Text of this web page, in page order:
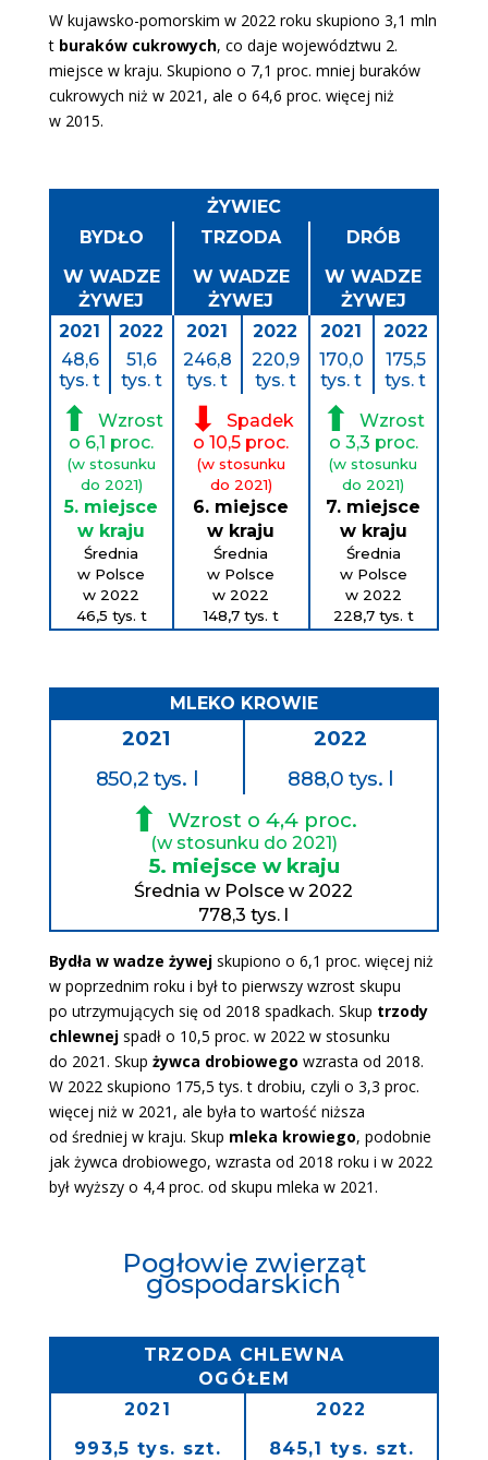
W kujawsko-pomorskim w 2022 roku skupiono 3,1 mln
tburaków cukrowych, co daje województwu 2.
miejsce w kraju. Skupiono o 7,1 proc. mniej buraków
cukrowych niż w 2021, ale o 64,6 proc. więcej niż
w 2015.
ŻYWIEC
BYDŁO
W WADZE
ŻYWEJ
TRZODA
W WADZE
ŻYWEJ
DRÓB
W WADZE
ŻYWEJ
2021
2022 2021 2022 2021
2022
48,6
tys. t
51,6
tys. t
246,8
tys. t
220,9
tys. t
170,0
tys. t
175,5
tys. t
⬆
Wzrost
o 6,1 proc.
(w stosunku
do 2021)
5. miejsce
w kraju
Średnia
w Polsce
w 2022
46,5 tys. t
⬇
Spadek
o 10,5 proc.
(w stosunku
do 2021)
6. miejsce
w kraju
Średnia
w Polsce
w 2022
148,7 tys. t
⬆Wzrost
o 3,3 proc.
(w stosunku
do 2021)
7. miejsce
w kraju
Średnia
w Polsce
w 2022
228,7 tys. t
MLEKO KROWIE
2021
850,2 tys. l
2022
888,0 tys. l
⬆Wzrost o 4,4 proc.
(w stosunku do 2021)
5. miejsce w kraju
Średnia w Polsce w 2022
778,3 tys. l
Bydła w wadze żywej skupiono o 6,1 proc. więcej niż
w poprzednim roku i był to pierwszy wzrost skupu
po utrzymujących się od 2018 spadkach. Skup trzody
chlewnej spadł o 10,5 proc. w 2022 w stosunku
do 2021. Skup żywca drobiowego wzrasta od 2018.
W 2022 skupiono 175,5 tys. t drobiu, czyli o 3,3 proc.
więcej niż w 2021, ale była to wartość niższa
od średniej w kraju. Skup mleka krowiego, podobnie
jak żywca drobiowego, wzrasta od 2018 roku i w 2022
był wyższy o 4,4 proc. od skupu mleka w 2021.
Pogłowie zwierząt
gospodarskich
TRZODA CHLEWNA
OGÓŁEM
2021
993,5 tys. szt.
2022
845,1 tys. szt.